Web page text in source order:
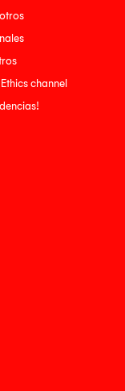
channel